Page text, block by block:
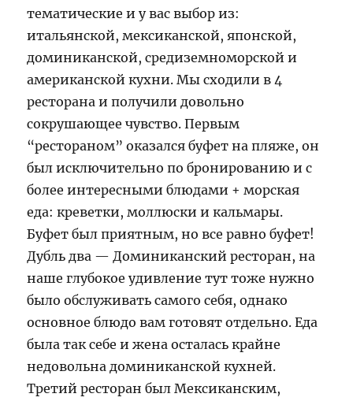
тематические и у вас выбор из:
итальянской, мексиканской, японской,
доминиканской, средиземноморской и
американской кухни. Мы сходили в 4
ресторана и получили довольно
сокрушающее чувство. Первым
“рестораном” оказался буфет на пляже, он
был исключительно по бронированию и с
более интересными блюдами + морская
еда: креветки, моллюски и кальмары.
Буфет был приятным, но все равно буфет!
Дубль два — Доминиканский ресторан, на
наше глубокое удивление тут тоже нужно
было обслуживать самого себя, однако
основное блюдо вам готовят отдельно. Еда
была так себе и жена осталась крайне
недовольна доминиканской кухней.
Третий ресторан был Мексиканским,